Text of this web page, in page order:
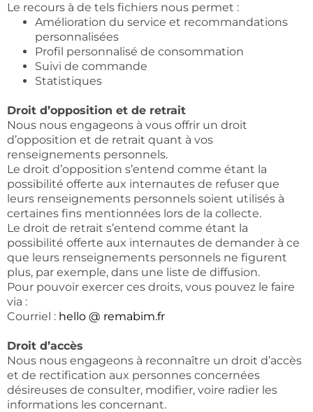
Le recours à de tels fichiers nous permet :
Amélioration du service et recommandations
personnalisées
Profil personnalisé de consommation
Suivi de commande
Statistiques
Droit d’opposition et de retrait
Nous nous engageons à vous offrir un droit
d’opposition et de retrait quant à vos
renseignements personnels.
Le droit d’opposition s’entend comme étant la
possibilité offerte aux internautes de refuser que
leurs renseignements personnels soient utilisés à
certaines fins mentionnées lors de la collecte.
Le droit de retrait s’entend comme étant la
possibilité offerte aux internautes de demander à ce
que leurs renseignements personnels ne figurent
plus, par exemple, dans une liste de diffusion.
Pour pouvoir exercer ces droits, vous pouvez le faire
via :
Courriel : hello @ remabim.fr
Droit d’accès
Nous nous engageons à reconnaître un droit d’accès
et de rectification aux personnes concernées
désireuses de consulter, modifier, voire radier les
informations les concernant.